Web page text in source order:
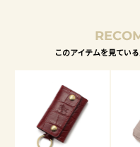
このアイテムを見てい